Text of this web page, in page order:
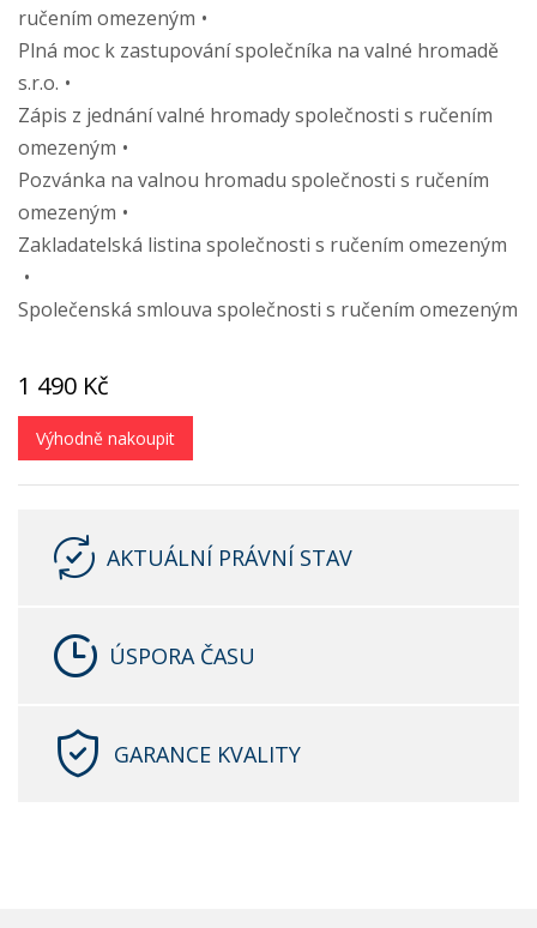
ručením omezeným
Plná moc k zastupování společníka na valné hromadě
s.r.o.
Zápis z jednání valné hromady společnosti s ručením
omezeným
Pozvánka na valnou hromadu společnosti s ručením
omezeným
Zakladatelská listina společnosti s ručením omezeným
Společenská smlouva společnosti s ručením omezeným
1 490 Kč
Výhodně nakoupit
AKTUÁLNÍ PRÁVNÍ STAV
ÚSPORA ČASU
GARANCE KVALITY